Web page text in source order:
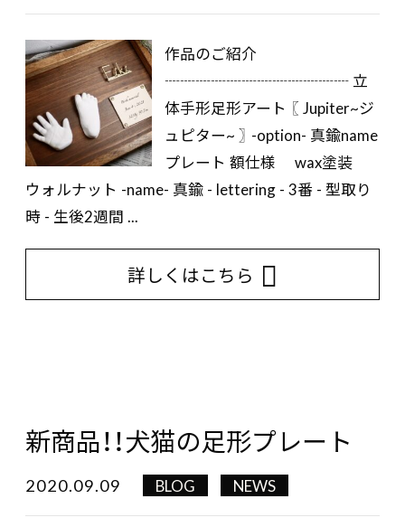
作品のご紹介
┈┈┈┈┈┈┈┈┈┈┈┈ 立
体手形足形アート 〖 Jupiter~ジ
ュピター~ 〗 -option- 真鍮name
プレート 額仕様 wax塗装
ウォルナット -name- 真鍮 - lettering - 3番 - 型取り
時 - 生後2週間 ...
詳しくはこちら
新商品！！犬猫の足形プレート
2020.09.09 BLOG NEWS